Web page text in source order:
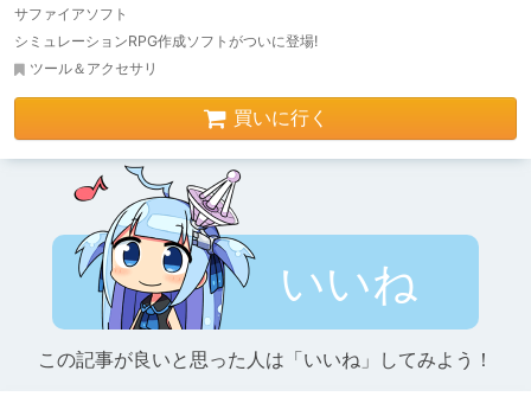
サファイアソフト
シミュレーションRPG作成ソフトがついに登場!
ツール＆アクセサリ
買いに行く
いいね
この記事が良いと思った人は「いいね」してみよう！